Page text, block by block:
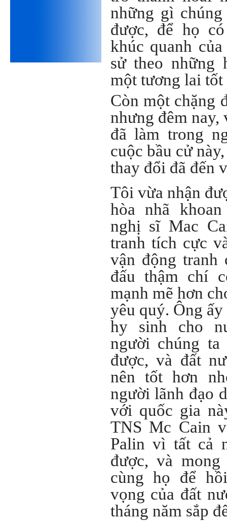
những gì
được, để họ
khúc quanh
sử theo những
một tương lai tốt
Còn một chặng
nhưng đêm
đã làm trong
cuộc bầu cử
thay đổi đã đến
Tôi vừa nhận
hòa nhã
nghị sĩ Mac
tranh tích cực
vận động tranh
đấu thậm chí
mạnh mẽ hơn
yêu quý. Ông
hy sinh cho
người chúng
được, và đất
nên tốt hơn
người lãnh đạo
với quốc gia
TNS Mc Cain
Palin vì tất cả
được, và
cùng họ để
vọng của đất
tháng năm sắp